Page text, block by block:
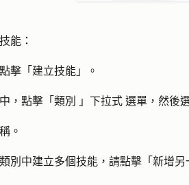
能：
擊「 建立技能 」。
，點擊「 類別 」 下拉式 選單，然後
。
別中建立多個技能，請點擊「 新增另